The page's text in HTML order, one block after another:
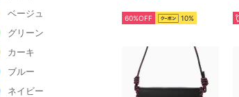
ベージュ
グリーン
カーキ
ブルー
ネイビー
60%OFF 10%